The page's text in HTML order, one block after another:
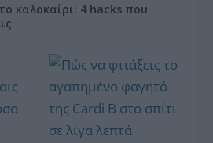
καλοκαίρι: 4 hacks που